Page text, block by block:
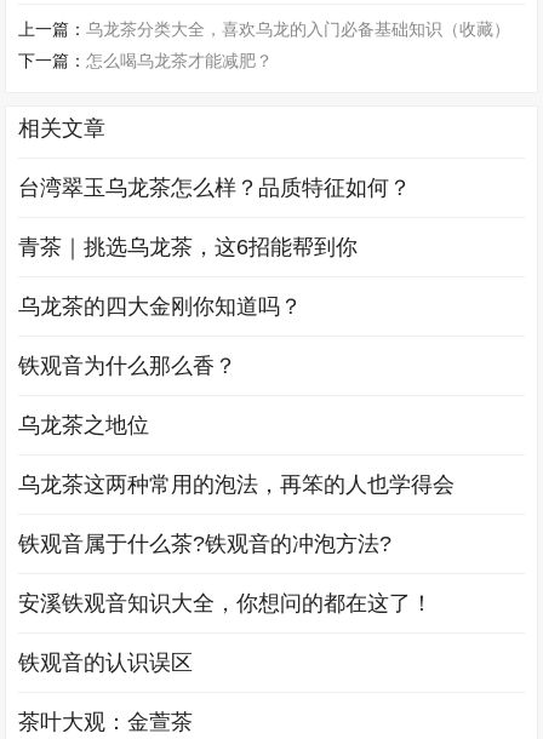
上一篇：乌龙茶分类大全，喜欢乌龙的入门必备基础知识（收藏）
下一篇：怎么喝乌龙茶才能减肥？
相关文章
台湾翠玉乌龙茶怎么样？品质特征如何？
青茶｜挑选乌龙茶，这6招能帮到你
乌龙茶的四大金刚你知道吗？
铁观音为什么那么香？
乌龙茶之地位
乌龙茶这两种常用的泡法，再笨的人也学得会
铁观音属于什么茶?铁观音的冲泡方法?
安溪铁观音知识大全，你想问的都在这了！
铁观音的认识误区
茶叶大观：金萱茶